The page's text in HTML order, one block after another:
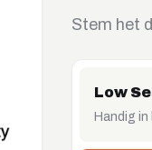
Stem het
Low
Handig